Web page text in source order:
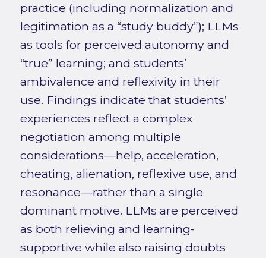
practice (including normalization and
legitimation as a “study buddy”); LLMs
as tools for perceived autonomy and
“true” learning; and students’
ambivalence and reflexivity in their
use. Findings indicate that students’
experiences reflect a complex
negotiation among multiple
considerations—help, acceleration,
cheating, alienation, reflexive use, and
resonance—rather than a single
dominant motive. LLMs are perceived
as both relieving and learning-
supportive while also raising doubts